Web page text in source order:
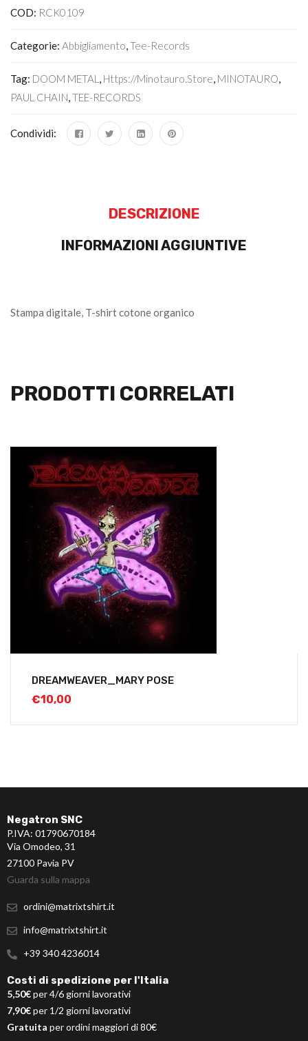
COD: RCK0109
Categorie: Abbigliamento,Tee-Records
Tag: DOOM METAL , Https://minotauro.store, MINOTAURO,
PAUL CHAIN,TEE-RECORDS
Condividi:
DESCRIZIONE
INFORMAZIONI AGGIUNTIVE
Stampa digitale, T-shirt cotone organico
PRODOTTI CORRELATI
DREAMWEAVER_MARY POSE
€10,00
Negatron SNC
P.IVA: 01790670184
Via Omodeo, 31
27100 Pavia PV
Guarda sulla mappa
ordini@matrixtshirt.it
info@matrixtshirt.it
+39 340 4236014
Costi di spedizione per l'Italia
5,50€per 4/6 giorni lavorativi
7,90€per 1/2 giorni lavorativi
Gratuita per ordini maggiori di 80€